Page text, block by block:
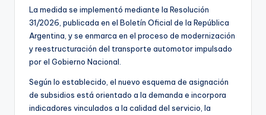
La medida se implementó mediante la Resolución
31/2026, publicada en el Boletín Oficial de la República
Argentina, y se enmarca en el proceso de modernización
y reestructuración del transporte automotor impulsado
por el Gobierno Nacional.
Según lo establecido, el nuevo esquema de asignación
de subsidios está orientado a la demanda e incorpora
indicadores vinculados a la calidad del servicio, la